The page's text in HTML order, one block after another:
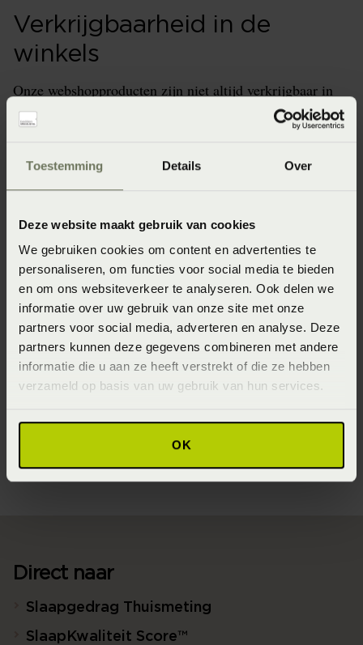
Toestemming Details Over
Deze website maakt gebruik van cookies
We gebruiken cookies om content en advertenties te
personaliseren, om functies voor social media te bieden
en om ons websiteverkeer te analyseren. Ook delen we
informatie over uw gebruik van onze site met onze
partners voor social media, adverteren en analyse. Deze
partners kunnen deze gegevens combineren met andere
informatie die u aan ze heeft verstrekt of die ze hebben
verzameld op basis van uw gebruik van hun services.
OK
Verkrijgbaarheid in de
winkels
Onze webshopproducten zijn niet altijd verkrijgbaar in
de winkel. Wil je het product in de winkel bekijken?
Specificaties
Artikelnummer
8715944784177
Materiaal
100% katoen velvet (Katoen)
Wasinstructie
Maximaal 40 graden voorzichtig (Voorzichtig en maximaal
Direct naar
Slaapgedrag Thuismeting
SlaapKwaliteit Score™